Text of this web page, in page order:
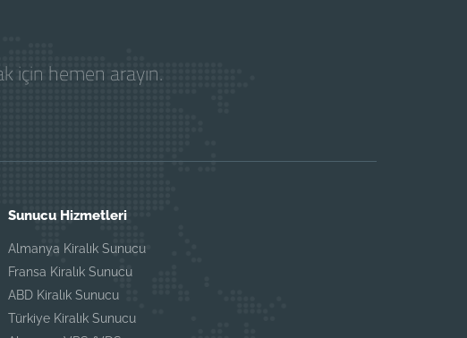
için hemen arayın.
Sunucu Hizmetleri
Almanya Kiralık Sunucu
Fransa Kiralık Sunucu
ABD Kiralık Sunucu
Türkiye Kiralık Sunucu